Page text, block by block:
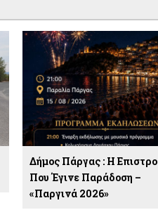
Δήμος Πάργας : Η
Που Έγινε Παράδοση –
«Παργινά 2026»